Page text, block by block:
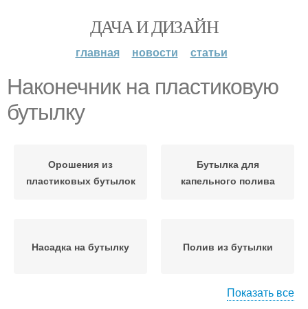
ДАЧА И ДИЗАЙН
главная новости статьи
Наконечник на пластиковую
бутылку
Орошения из
пластиковых бутылок
Бутылка для
капельного полива
Насадка на бутылку Полив из бутылки
Показать все